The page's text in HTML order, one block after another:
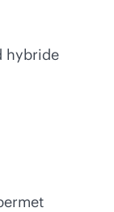
hybride